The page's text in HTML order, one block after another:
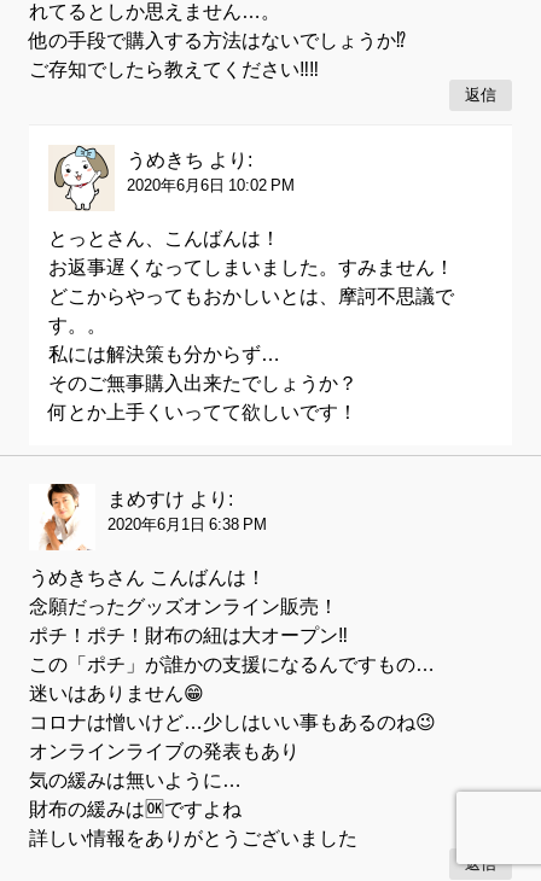
れてるとしか思えません…。
他の手段で購入する方法はないでしょうか⁉︎
ご存知でしたら教えてください‼︎‼︎
返信
うめきち より:
2020年6月6日 10:02 PM
とっとさん、こんばんは！
お返事遅くなってしまいました。すみません！
どこからやってもおかしいとは、摩訶不思議で
す。。
私には解決策も分からず…
そのご無事購入出来たでしょうか？
何とか上手くいってて欲しいです！
まめすけ より:
2020年6月1日 6:38 PM
うめきちさん こんばんは！
念願だったグッズオンライン販売！
ポチ！ポチ！財布の紐は大オープン‼️
この「ポチ」が誰かの支援になるんですもの…
迷いはありません😁
コロナは憎いけど…少しはいい事もあるのね😉
オンラインライブの発表もあり
気の緩みは無いように…
財布の緩みは🆗ですよね
詳しい情報をありがとうございました
返信